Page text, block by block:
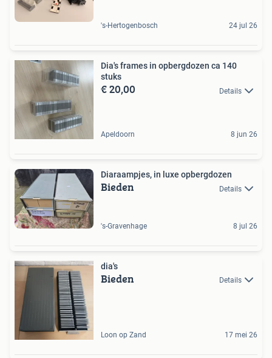
's-Hertogenbosch 24 jul 26
Dia's frames in opbergdozen ca 140
stuks
€ 20,00 Details
Apeldoorn 8 jun 26
Diaraampjes, in luxe opbergdozen
Bieden Details
's-Gravenhage 8 jul 26
dia's
Bieden Details
Loon op Zand 17 mei 26